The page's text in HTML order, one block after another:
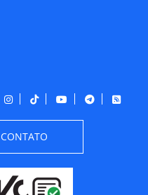
CONTATO